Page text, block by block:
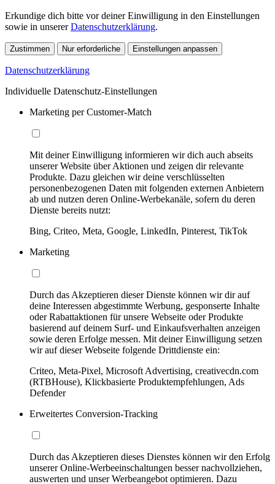
Erkundige dich bitte vor deiner Einwilligung in den Einstellungen
sowie in unsererDatenschutzerklärung.
Zustimmen Nur erforderliche Einstellungen anpassen
Datenschutzerklärung
Individuelle Datenschutz-Einstellungen
Marketing per Customer-Match
Mit deiner Einwilligung informieren wir dich auch abseits
unserer Website über Aktionen und zeigen dir relevante
Produkte. Dazu gleichen wir deine verschlüsselten
personenbezogenen Daten mit folgenden externen Anbietern
ab und nutzen deren Online-Werbekanäle, sofern du deren
Dienste bereits nutzt:
Bing, Criteo, Meta, Google, LinkedIn, Pinterest, TikTok
Marketing
Durch das Akzeptieren dieser Dienste können wir dir auf
deine Interessen abgestimmte Werbung, gesponserte Inhalte
oder Rabattaktionen für unsere Webseite oder Produkte
basierend auf deinem Surf- und Einkaufsverhalten anzeigen
sowie deren Erfolge messen. Mit deiner Einwilligung setzen
wir auf dieser Webseite folgende Drittdienste ein:
Criteo, Meta-Pixel, Microsoft Advertising, creativecdn.com
(RTBHouse), Klickbasierte Produktempfehlungen, Ads
Defender
Erweitertes Conversion-Tracking
Durch das Akzeptieren dieses Dienstes können wir den Erfolg
unserer Online-Werbeeinschaltungen besser nachvollziehen,
auswerten und unser Werbeangebot optimieren. Dazu